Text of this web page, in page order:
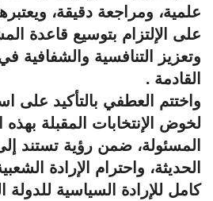
علمية، ومراجعة دقيقة،
على الإلتزام بتوسيع قاعدة
وتعزيز التنافسية والشفافية في
القادمة .
واختتم العطفي بالتأكيد على
لخوض الإنتخابات المقبلة بهذه
المسئولة، ضمن رؤية تستند
الحديثة، واحترام الإرادة
كامل للإرادة السياسية للدولة